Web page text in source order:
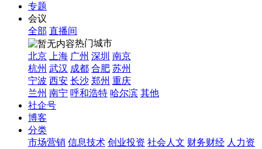
专题
会议
全部 直播间
热门城市
北京
上海 广州 深圳 南京
杭州 武汉 成都 合肥 苏州
宁波 西安 长沙 郑州 重庆
兰州 南宁 呼和浩特 哈尔滨 其他
社企号
博客
分类
市场营销 信息技术 创业投资 社会人文 财务财经 人力资